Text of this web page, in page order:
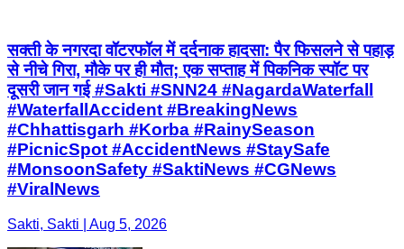
सक्ती के नगरदा वॉटरफॉल में दर्दनाक हादसा: पैर फिसलने से पहाड़
से नीचे गिरा, मौके पर ही मौत; एक सप्ताह में पिकनिक स्पॉट पर
दूसरी जान गई #Sakti #SNN24 #NagardaWaterfall
#WaterfallAccident #BreakingNews
#Chhattisgarh #Korba #RainySeason
#PicnicSpot #AccidentNews #StaySafe
#MonsoonSafety #SaktiNews #CGNews
#ViralNews
Sakti, Sakti | Aug 5, 2026